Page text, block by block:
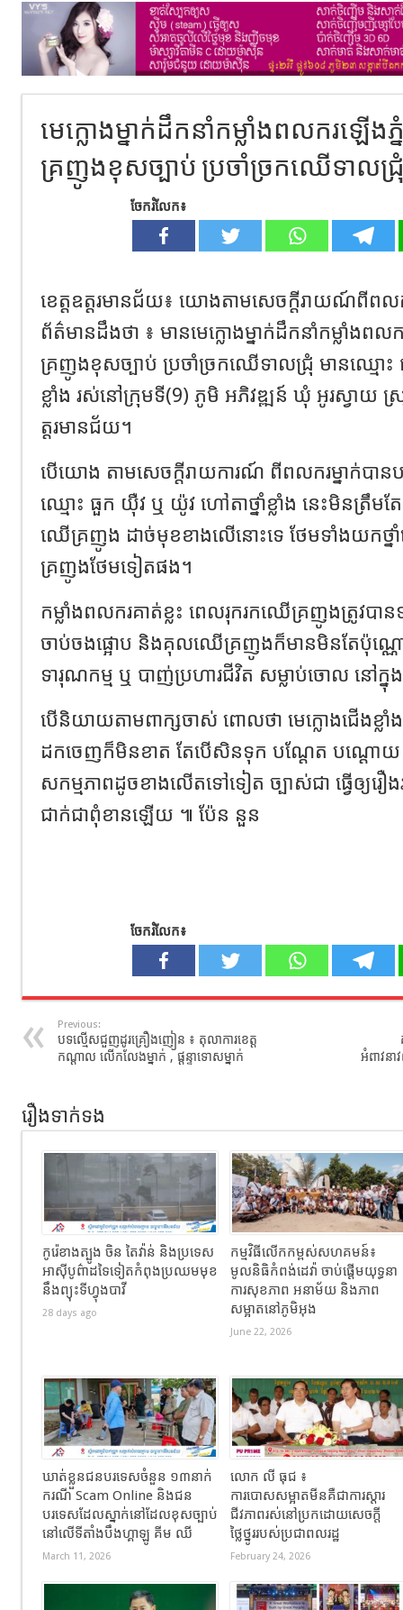
មេក្លោង​ម្នាក់​ដឹកនាំ​កម្លាំង​ពលករ​ឡើង​
គ្រញូង​ខុសច្បាប់ ប្រចាំ​ច្រក​ឈើទាលជ្
ចែករំលែក៖
ខេត្តឧត្តរមានជ័យ៖ យោងតាម​សេចក្តី​រាយ​ណ៍​ពី​ពលក
ព័ត៌មាន​ដឹងថា ៖ មាន​មេក្លោង​ម្នាក់​ដឹកនាំ​កម្លាំង​ព
គ្រញូង​ខុសច្បាប់ ប្រចាំ​ច្រក​ឈើទាល​ជ្រុំ មានឈ្មោះ
ខ្លាំង រស់នៅ​ក្រុមទី(9) ភូមិ អភិវឌ្ឍ​ន៍ ឃុំ អូរ​ស្វាយ ស្
ត្ត​រ​មានជ័យ។
បើ​យោង តាម​សេចក្តី​រាយ​ការ​ណ៍ ពីពលករ​ម្នាក់​បានប
ឈ្មោះ ធួ​ក យ៉ឺ​វ ឬ យ៉ូ​វ ហៅ​តា​ថ្នាំខ្លាំង នេះ​មិន​ត្រឹ
ឈើ​គ្រញូង ដាច់​មុខ​ខាងលើ​នោះទេ ថែមទាំង​យក​ថ្
គ្រញូង​ថែមទៀត​ផង។
កម្លាំង​ពលករ​គាត់​ខ្លះ ពេល​រុករក​ឈើគ្រញូង​ត្រូវបា
ចាប់ចង​ផ្អោប និង​គុល​ឈើគ្រញូង​ក៏​មាន​មិនតែប៉ុណ្ណោ
ទារុណកម្ម ឬ បាញ់ប្រហារ​ជីវិត សម្លាប់ចោល នៅក្នុង​
បើ​និយាយ​តាម​ពា​ក្ស​ចាស់ ពោលថា មេក្លោង​ជើង​ខ្
ដកចេញ​ក៏​មិន​ខាត តែបើ​សិន​ទុក បណ្ដែត បណ្ដោយ ឱ្
សកម្មភាព​ដូចខាងលើ​តទៅទៀត ច្បាស់​ជា ធ្វើឲ្យរឿង
ជាក់​ជាពុំខាន​ឡើយ ៕ ប៉ែន នួន
ចែករំលែក៖
Previous:
បទល្មើស​ជួញដូរ​​គ្រឿងញៀន​ ៖​ តុលាការ​ខេត្ត​
កណ្ដាល​ លើក​លែង​ម្នាក់​ ,​ ផ្តន្ទា​ទោស​ម្នាក់​
អំពាវនា
រឿងទាក់ទង
កូរ៉េខាងត្បូង ចិន តៃវ៉ាន់ និងប្រទេស
អាស៊ីបូព៌ាដទៃទៀតកំពុងប្រឈមមុខ
នឹងព្យុះទីហ្វុងបាវី
28 days ago
កម្មវិធីលើកកម្ពស់សហគមន៍៖
មូលនិធិកំពង់ដេវ៉ា ចាប់ផ្តើមយុទ្ធនា
ការសុខភាព អនាម័យ និងភាព
សម្អាតនៅភូមិអុង
June 22, 2026
ឃាត់ខ្លួនជនបរទេសចំនួន ១៣នាក់
ករណី Scam Online និងជន
បរទេសដែលស្នាក់នៅដែលខុសច្បាប់
នៅលើទីតាំងបឹងហ្គាឡូ គីម ឈី
March 11, 2026
លោក លី ធុជ ៖
ការបោសសម្អាតមីនគឺជាការស្តារ
ជីវភាពរស់នៅប្រកដោយសេចក្តី
ថ្លៃថ្នូររបស់ប្រជាពលរដ្ឋ
February 24, 2026